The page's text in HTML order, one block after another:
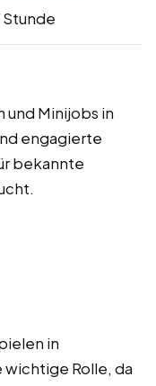
Stunde
und Minijobs in
engagierte
bekannte
in
Rolle, da